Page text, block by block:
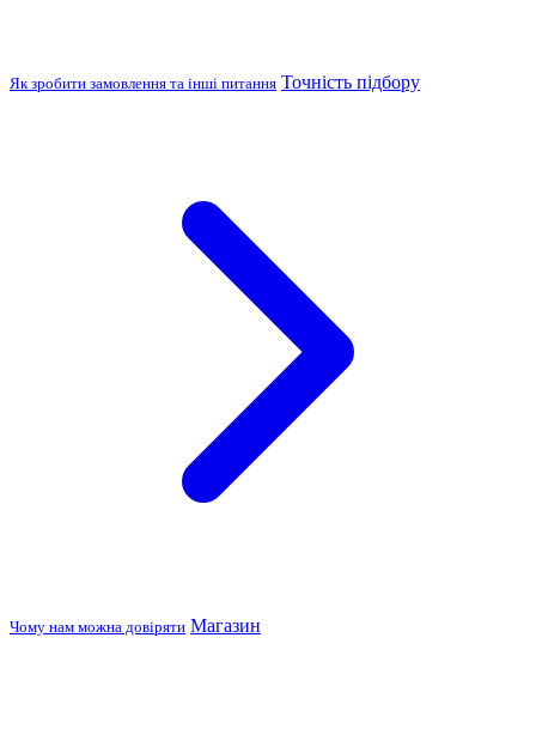
Як зробити замовлення та інші питання Точність підбору
Чому нам можна довіряти Магазин